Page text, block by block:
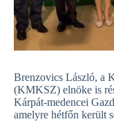
Brenzovics László, a
(KMKSZ) elnöke is
Kárpát-medencei
amelyre hétfőn került